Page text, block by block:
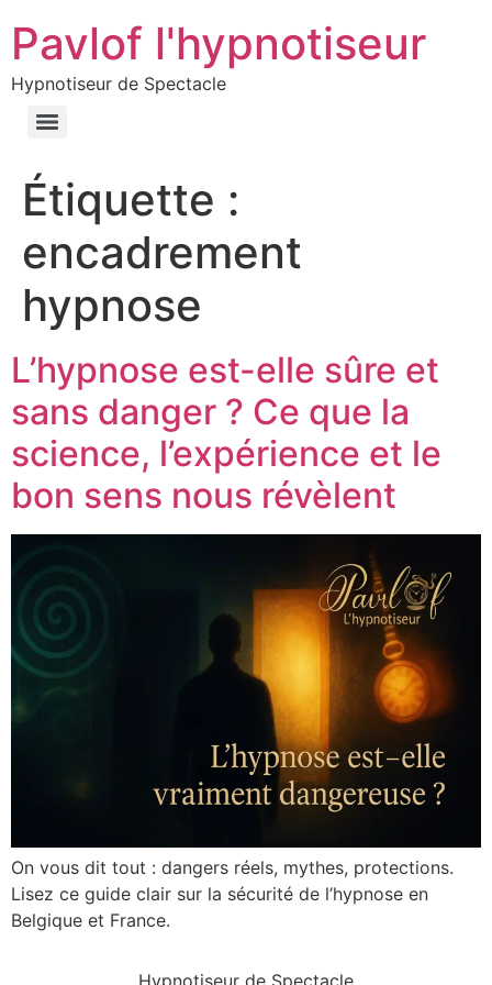
Pavlof l'hypnotiseur
Hypnotiseur de Spectacle
Étiquette :
encadrement
hypnose
L’hypnose est-elle sûre et
sans danger ? Ce que la
science, l’expérience et le
bon sens nous révèlent
On vous dit tout : dangers réels, mythes, protections.
Lisez ce guide clair sur la sécurité de l’hypnose en
Belgique et France.
Hypnotiseur de Spectacle